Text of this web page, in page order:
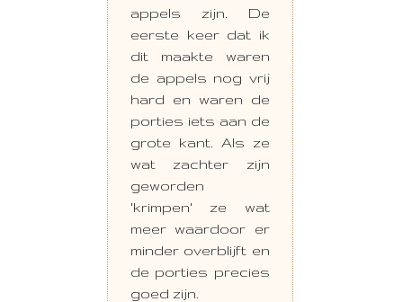
appels zijn. De
eerste keer dat ik
dit maakte waren
de appels nog vrij
hard en waren de
porties iets aan de
grote kant. Als ze
wat zachter zijn
geworden
'krimpen' ze wat
meer waardoor er
minder overblijft en
de porties precies
goed zijn.